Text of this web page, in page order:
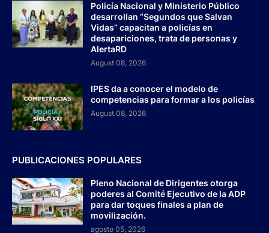
Policía Nacional y Ministerio Público
desarrollan “Segundos que Salvan
Vidas” capacitan a policías en
desapariciones, trata de personas y
AlertaRD
August 08, 2026
IPES da a conocer el modelo de
competencias para formar a los policías
August 08, 2026
PUBLICACIONES POPULARES
Pleno Nacional de Dirigentes otorga
poderes al Comité Ejecutivo de la ADP
para dar toques finales a plan de
movilización.
agosto 05, 2026